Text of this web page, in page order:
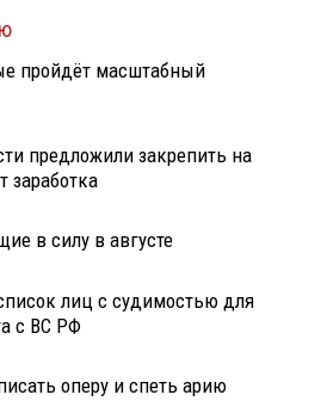
пройдёт масштабный
предложили закрепить на
заработка
в силу в августе
лиц с судимостью для
с ВС РФ
оперу и спеть арию